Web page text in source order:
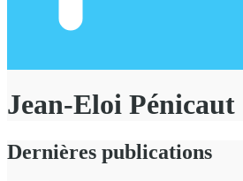
Jean-Eloi Pénicaut
Dernières publications